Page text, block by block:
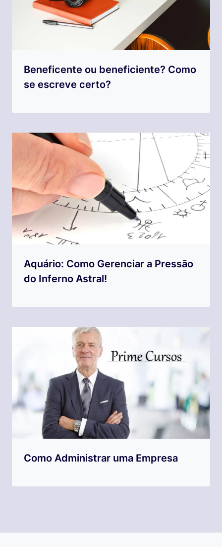
Beneficente ou beneficiente? Como
se escreve certo?
Aquário: Como Gerenciar a Pressão
do Inferno Astral!
Como Administrar uma Empresa